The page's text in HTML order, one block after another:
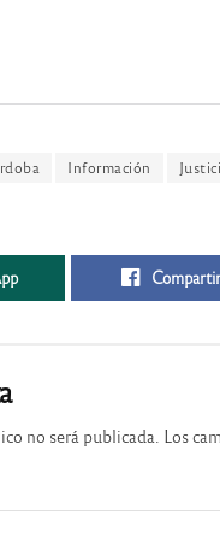
Información
no será publicada. Los